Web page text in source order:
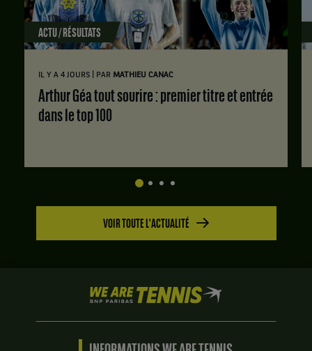
ACTU / RÉSULTATS
IL Y A 4 JOURS PAR MATHIEU CANAC
Arthur Géa tout sourire : premier titre et entrée
dans le top 100
VOIR TOUTE L'ACTUALITÉ
We
are
Tennis
BNP